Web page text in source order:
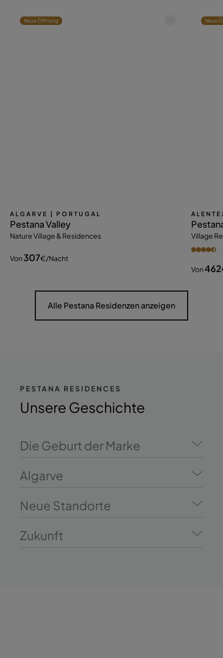
Neue Öffnung
ALGARVE | PORTUGAL
Pestana Valley
Nature Village & Residences
Von 307€/nacht
Neue
Village
Von462
Alle Pestana Residenzen anzeigen
PESTANA RESIDENCES
Unsere Geschichte
Die Geburt der Marke
Algarve
Neue Standorte
Zukunft